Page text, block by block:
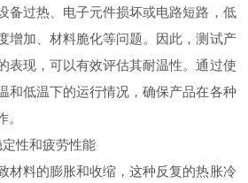
备过热、电子元件损坏或电路短路，低
增加、材料脆化等问题。因此，测试产
表现，可以有效评估其耐温性。通过使
和低温下的运行情况，确保产品在各种
性和疲劳性能
料的膨胀和收缩，这种反复的热胀冷